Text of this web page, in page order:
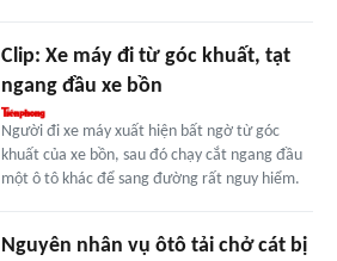
Clip: Xe máy đi từ góc khuất, tạt
ngang đầu xe bồn
Người đi xe máy xuất hiện bất ngờ từ góc
khuất của xe bồn, sau đó chạy cắt ngang đầu
một ô tô khác để sang đường rất nguy hiểm.
Nguyên nhân vụ ôtô tải chở cát bị